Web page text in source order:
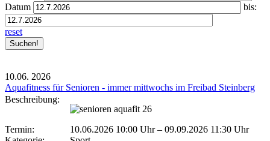
Datum
bis:
reset
10.06. 2026
Aquafitness für Senioren - immer mittwochs im Freibad Steinberg
Beschreibung:
Termin: 10.06.2026 10:00 Uhr– 09.09.2026 11:30 Uhr